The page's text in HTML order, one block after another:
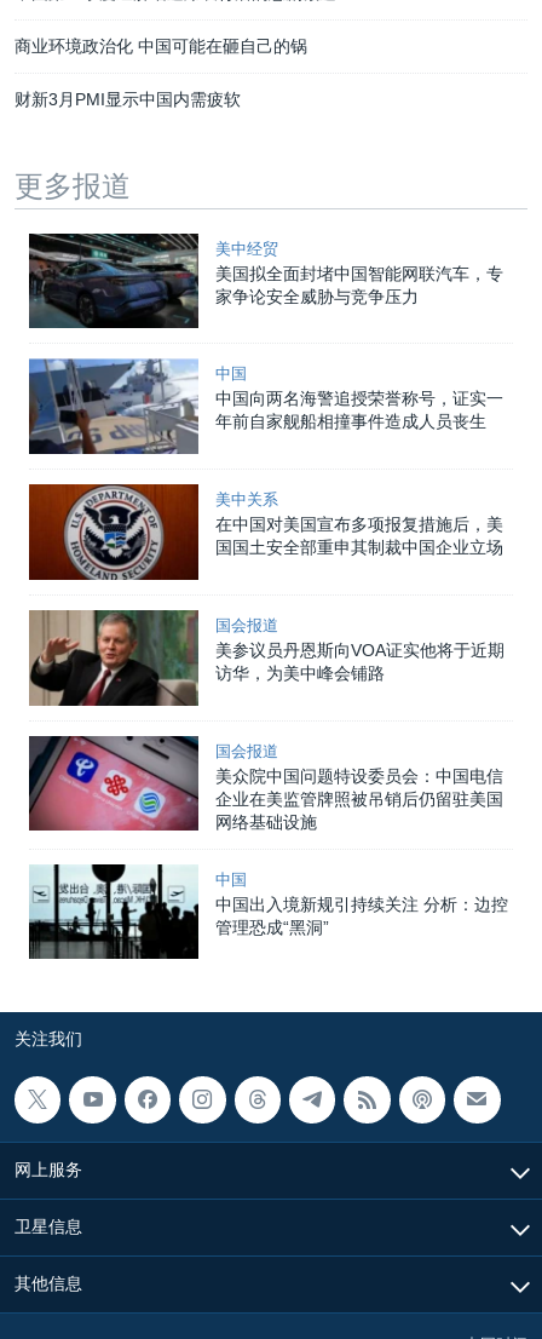
商业环境政治化 中国可能在砸自己的锅
财新3月PMI显示中国内需疲软
更多报道
美中经贸
美国拟全面封堵中国智能网联汽车，专
家争论安全威胁与竞争压力
中国
中国向两名海警追授荣誉称号，证实一
年前自家舰船相撞事件造成人员丧生
美中关系
在中国对美国宣布多项报复措施后，美
国国土安全部重申其制裁中国企业立场
国会报道
美参议员丹恩斯向VOA证实他将于近期
访华，为美中峰会铺路
国会报道
美众院中国问题特设委员会：中国电信
企业在美监管牌照被吊销后仍留驻美国
网络基础设施
中国
中国出入境新规引持续关注 分析：边控
管理恐成“黑洞”
关注我们
网上服务
卫星信息
其他信息